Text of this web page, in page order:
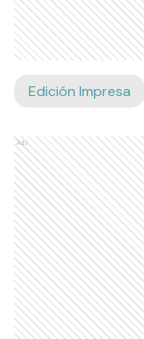
Edición Impresa
Ads